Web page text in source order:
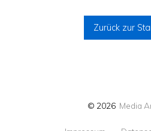
Zurück zur
© 2026 Media